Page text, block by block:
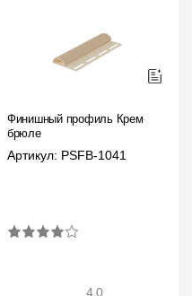
Финишный профиль Крем-
брюле
Артикул: PSFB-1041
4.0